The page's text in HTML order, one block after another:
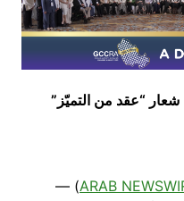
“عقد من التميّز”
ARAB
) —